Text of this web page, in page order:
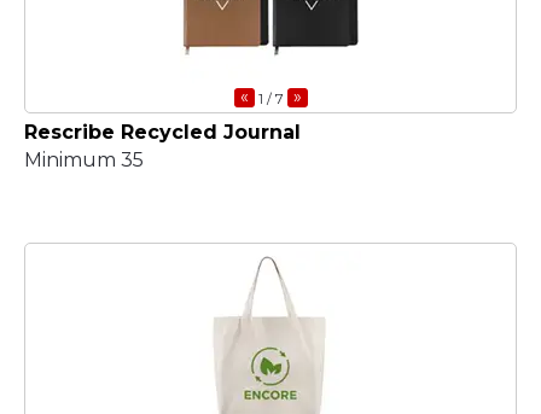
« 1 / 7 »
Rescribe Recycled Journal
Minimum 35